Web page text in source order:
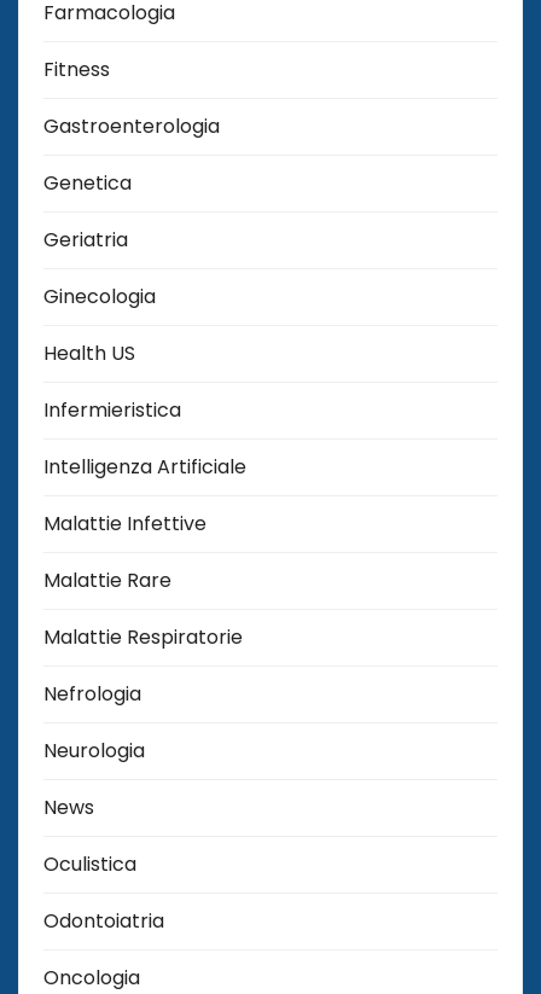
Farmacologia
Fitness
Gastroenterologia
Genetica
Geriatria
Ginecologia
Health US
Infermieristica
Intelligenza Artificiale
Malattie Infettive
Malattie Rare
Malattie Respiratorie
Nefrologia
Neurologia
News
Oculistica
Odontoiatria
Oncologia